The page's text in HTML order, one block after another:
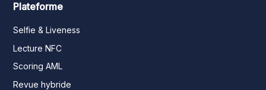
Plateforme
Selfie & Liveness
Lecture NFC
Scoring AML
Revue hybride